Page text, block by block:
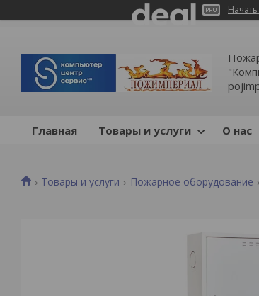
Главная Товары и услуги О нас
Товары и услуги Пожарное оборудование